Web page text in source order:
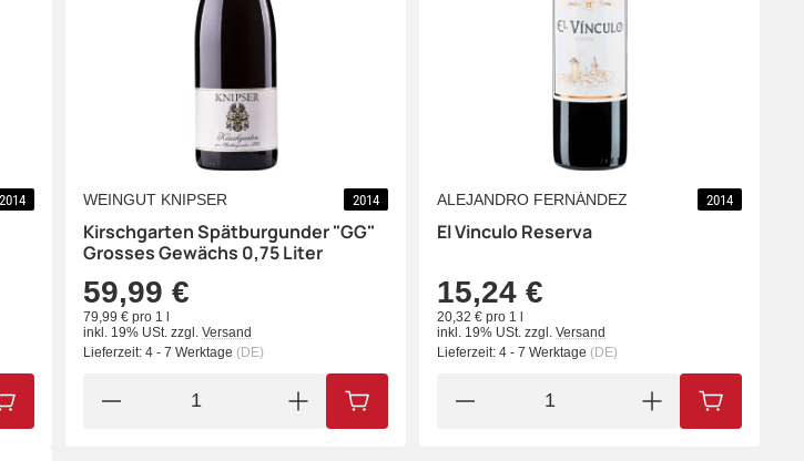
2014
IN DEN WARENKORB
WEINGUT KNIPSER 2014
Kirschgarten Spätburgunder "GG"
Grosses Gewächs 0,75 Liter
59,99 €
79,99 € pro 1 l
inkl. 19% USt. zzgl. Versand
Lieferzeit: 4 - 7 Werktage (DE)
IN DEN WARENKORB
ALEJANDRO FERNÁNDEZ 2014
El Vinculo Reserva
15,24 €
20,32 € pro 1 l
inkl. 19% USt. zzgl. Versand
Lieferzeit: 4 - 7 Werktage (DE)
IN DEN